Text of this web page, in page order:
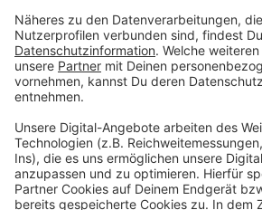
Details durch und
Nutzung des Service zu,
Video anzusehen.
Akzeptieren
powered byUsercentrics
Management
Olivia Rodrigo - drivers license
Anzeige